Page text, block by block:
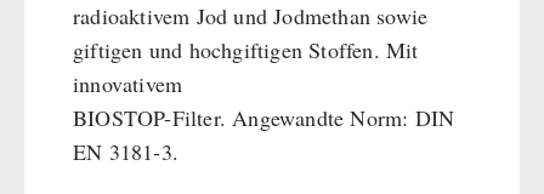
HK500 & Zubehör
Reinigung & Pflege von Gusseisen
Bücher
Bücher / Geschenkgutscheine
kingnature-Vitalstoffe
BEHÖRDEN / GRUPPENVERSORGUNG
Notrationen
Trinkwasser
radioaktivem Jod und Jodmethan sowie
giftigen und hochgiftigen Stoffen. Mit
innovativem
BIOSTOP-Filter. Angewandte Norm: DIN
EN 3181-3.